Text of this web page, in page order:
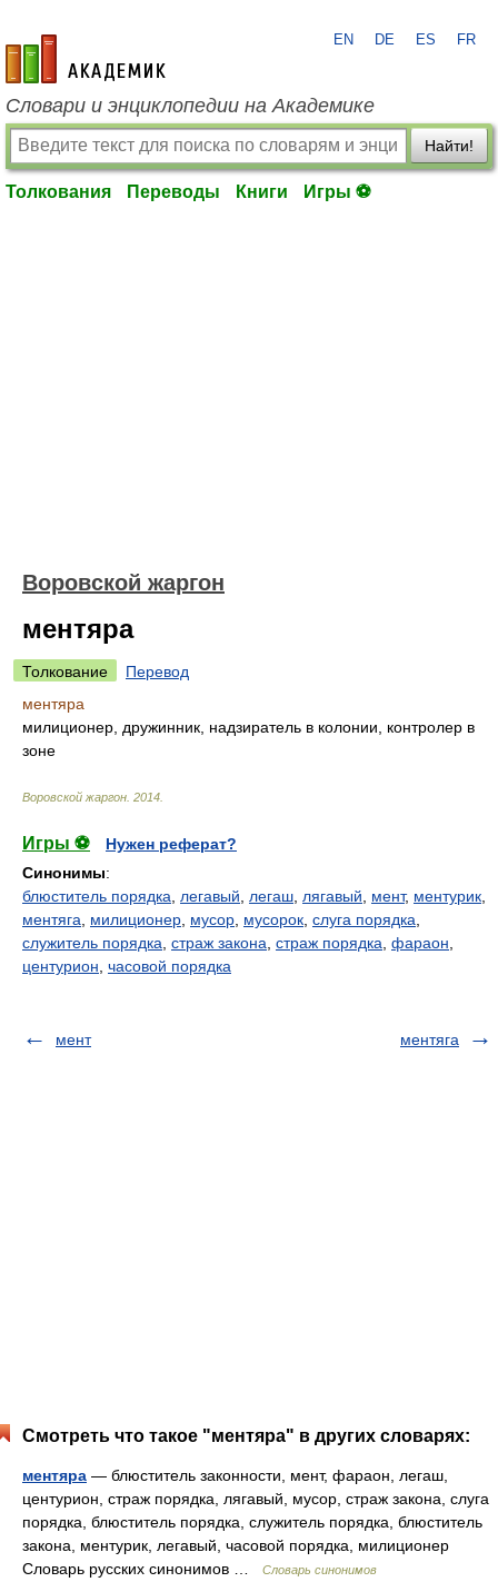
academic.ru
EN DE ES FR
Словари и энциклопедии на Академике
Найти!
Толкования Переводы Книги Игры ⚽
Воровской жаргон
ментяра
Толкование
Перевод
ментяра
милиционер, дружинник, надзиратель в колонии, контролер в
зоне
Воровской жаргон 2014
Игры ⚽
Нужен реферат?
Синонимы:
блюститель порядка
легавый легаш лягавый мент, ментурик
ментяга
милиционер мусор мусорок слуга порядка
служитель порядка страж закона страж порядка фараон
центурион часовой порядка
мент ментяга
Смотреть что такое "ментяра" в других словарях:
ментяра — блюститель законности, мент, фараон, легаш,
центурион, страж порядка, лягавый, мусор, страж закона, слуга
порядка, блюститель порядка, служитель порядка, блюститель
закона, ментурик, легавый, часовой порядка, милиционер
Словарь русских синонимов …
Словарь синонимов